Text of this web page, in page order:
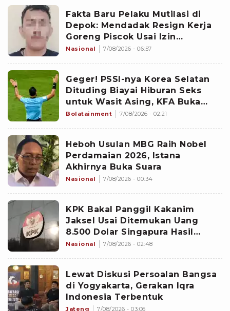
Fakta Baru Pelaku Mutilasi di
Depok: Mendadak Resign Kerja
Goreng Piscok Usai Izin
Interview di Mal
Nasional 7/08/2026 - 06:57
Geger! PSSI-nya Korea Selatan
Dituding Biayai Hiburan Seks
untuk Wasit Asing, KFA Buka
Suara
Bolatainment 7/08/2026 - 02:21
Heboh Usulan MBG Raih Nobel
Perdamaian 2026, Istana
Akhirnya Buka Suara
Nasional 7/08/2026 - 00:34
KPK Bakal Panggil Kakanim
Jaksel Usai Ditemukan Uang
8.500 Dolar Singapura Hasil
Penggeledahan
Nasional 7/08/2026 - 02:48
Lewat Diskusi Persoalan Bangsa
di Yogyakarta, Gerakan Iqra
Indonesia Terbentuk
Jateng 7/08/2026 - 03:06